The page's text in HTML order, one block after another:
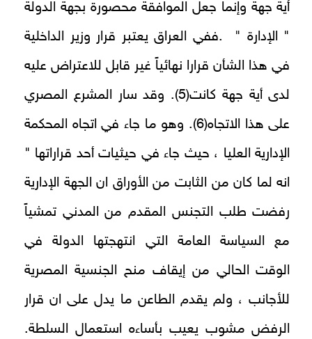
أية جهة وإنما جعل الموافقة محصورة بجهة الدولة
" الإدارة " .ففي العراق يعتبر قرار وزير الداخلية
في هذا الشأن قرارا نهائياً غير قابل للاعتراض عليه
لدى أية جهة كانت(5). وقد سار المشرع المصري
على هذا الاتجاه(6). وهو ما جاء في اتجاه المحكمة
الإدارية العليا ، حيث جاء في حيثيات أحد قراراتها "
انه لما كان من الثابت من الأوراق ان الجهة الإدارية
رفضت طلب التجنس المقدم من المدني تمشياً
مع السياسة العامة التي انتهجتها الدولة في
الوقت الحالي من إيقاف منح الجنسية المصرية
للأجانب ، ولم يقدم الطاعن ما يدل على ان قرار
الرفض مشوب يعيب بأساءه استعمال السلطة.